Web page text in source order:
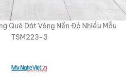
Quê Dát Vàng Nền Đỏ Nhiều Mẫu
TSM223-3